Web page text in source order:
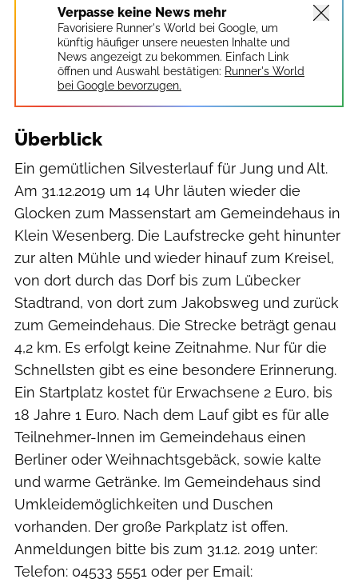
Verpasse keine News mehr
Favorisiere Runner's World bei Google, um
künftig häufiger unsere neuesten Inhalte und
News angezeigt zu bekommen. Einfach Link
öffnen und Auswahl bestätigen: Runner's World
bei Google bevorzugen.
Überblick
Ein gemütlichen Silvesterlauf für Jung und Alt.
Am 31.12.2019 um 14 Uhr läuten wieder die
Glocken zum Massenstart am Gemeindehaus in
Klein Wesenberg. Die Laufstrecke geht hinunter
zur alten Mühle und wieder hinauf zum Kreisel,
von dort durch das Dorf bis zum Lübecker
Stadtrand, von dort zum Jakobsweg und zurück
zum Gemeindehaus. Die Strecke beträgt genau
4,2 km. Es erfolgt keine Zeitnahme. Nur für die
Schnellsten gibt es eine besondere Erinnerung.
Ein Startplatz kostet für Erwachsene 2 Euro, bis
18 Jahre 1 Euro. Nach dem Lauf gibt es für alle
Teilnehmer-Innen im Gemeindehaus einen
Berliner oder Weihnachtsgebäck, sowie kalte
und warme Getränke. Im Gemeindehaus sind
Umkleidemöglichkeiten und Duschen
vorhanden. Der große Parkplatz ist offen.
Anmeldungen bitte bis zum 31.12. 2019 unter:
Telefon: 04533 5551 oder per Email: